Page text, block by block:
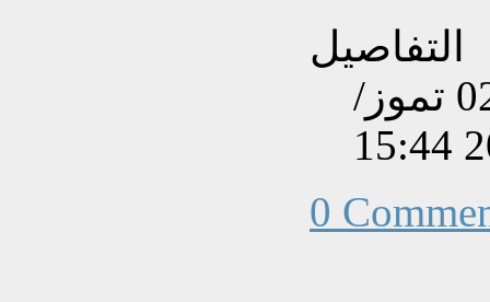
التفاصيل
تم إنشاءه بتاريخ الأربعاء, 02 تموز/
0